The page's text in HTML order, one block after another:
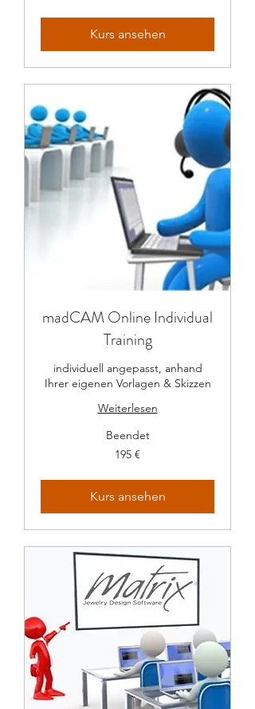
Kurs ansehen
madCAM Online Individual
Training
individuell angepasst, anhand
Ihrer eigenen Vorlagen & Skizzen
Weiterlesen
Beendet
195 €
Kurs ansehen